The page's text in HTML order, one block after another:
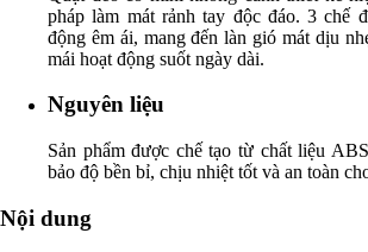
pháp làm mát rảnh tay độc đáo. 3 chế
động êm ái, mang đến làn gió mát dịu
mái hoạt động suốt ngày dài.
Nguyên liệu
Sản phẩm được chế tạo từ chất liệu
bảo độ bền bỉ, chịu nhiệt tốt và an toàn
Nội dung